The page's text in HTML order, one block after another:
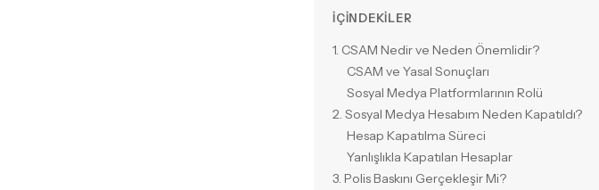
İÇINDEKILER
1. CSAM Nedir ve Neden Önemlidir?
CSAM ve Yasal Sonuçları
Sosyal Medya Platformlarının Rolü
2. Sosyal Medya Hesabım Neden Kapatıldı?
Hesap Kapatılma Süreci
Yanlışlıkla Kapatılan Hesaplar
3. Polis Baskını Gerçekleşir Mi?